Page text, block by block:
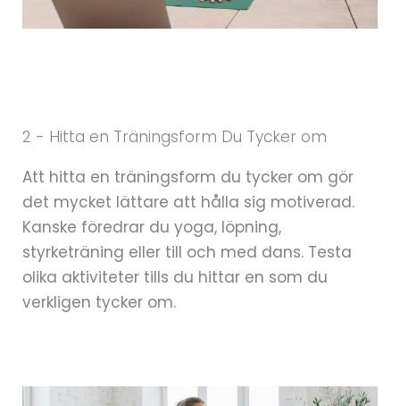
2 - Hitta en Träningsform Du Tycker om
Att hitta en träningsform du tycker om gör
det mycket lättare att hålla sig motiverad.
Kanske föredrar du yoga, löpning,
styrketräning eller till och med dans. Testa
olika aktiviteter tills du hittar en som du
verkligen tycker om.